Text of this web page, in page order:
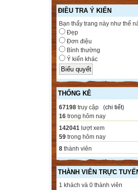
ĐIỀU TRA Ý KIẾN
Bạn thấy trang này như thế
Đẹp
Đơn điệu
Bình thường
Ý kiến khác
THỐNG KÊ
67198 truy cập (chi tiết)
16 trong hôm nay
142041 lượt xem
59 trong hôm nay
8 thành viên
THÀNH VIÊN TRỰC
1 khách và 0 thành viên